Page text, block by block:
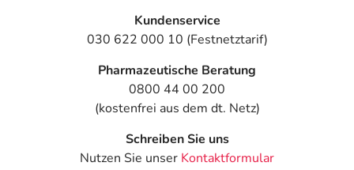
Kundenservice
030 622 000 10 (Festnetztarif)
Pharmazeutische Beratung
0800 44 00 200
(kostenfrei aus dem dt. Netz)
Schreiben Sie uns
Nutzen Sie unser Kontaktformular